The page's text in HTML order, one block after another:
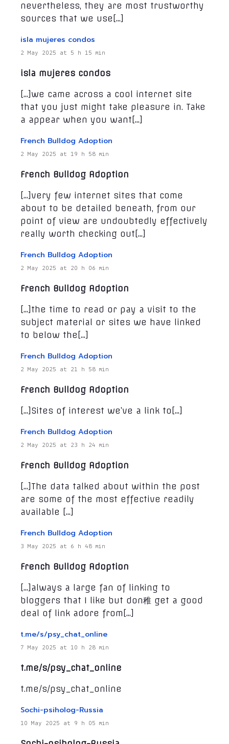
nevertheless, they are most trustworthy
sources that we use[…]
isla mujeres condos
2 May 2025 at 5 h 15 min
isla mujeres condos
[…]we came across a cool internet site
that you just might take pleasure in. Take
a appear when you want[…]
French Bulldog Adoption
2 May 2025 at 19 h 58 min
French Bulldog Adoption
[…]very few internet sites that come
about to be detailed beneath, from our
point of view are undoubtedly effectively
really worth checking out[…]
French Bulldog Adoption
2 May 2025 at 20 h 06 min
French Bulldog Adoption
[…]the time to read or pay a visit to the
subject material or sites we have linked
to below the[…]
French Bulldog Adoption
2 May 2025 at 21 h 58 min
French Bulldog Adoption
[…]Sites of interest we’ve a link to[…]
French Bulldog Adoption
2 May 2025 at 23 h 24 min
French Bulldog Adoption
[…]The data talked about within the post
are some of the most effective readily
available […]
French Bulldog Adoption
3 May 2025 at 6 h 48 min
French Bulldog Adoption
[…]always a large fan of linking to
bloggers that I like but don稚 get a good
deal of link adore from[…]
t.me/s/psy_chat_online
7 May 2025 at 10 h 28 min
t.me/s/psy_chat_online
t.me/s/psy_chat_online
Sochi-psiholog-Russia
10 May 2025 at 9 h 05 min